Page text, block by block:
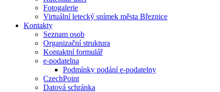
Fotogalerie
Virtuální letecký snímek města Březnice
Kontakty
Seznam osob
Organizační struktura
Kontaktní formulář
e-podatelna
Podmínky podání e-podatelny
CzechPoint
Datová schránka